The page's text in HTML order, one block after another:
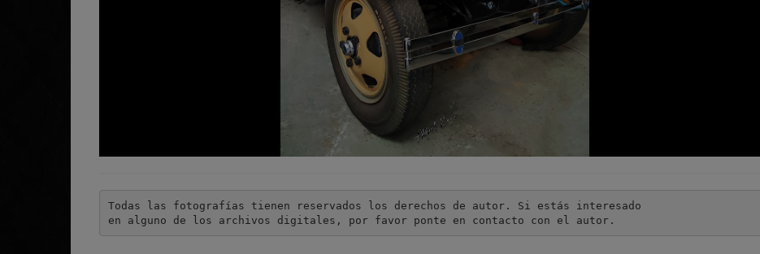
Todas las fotografías tienen reservados los derechos de autor. Si estás interesado
en alguno de los archivos digitales, por favor ponte en contacto con el autor.